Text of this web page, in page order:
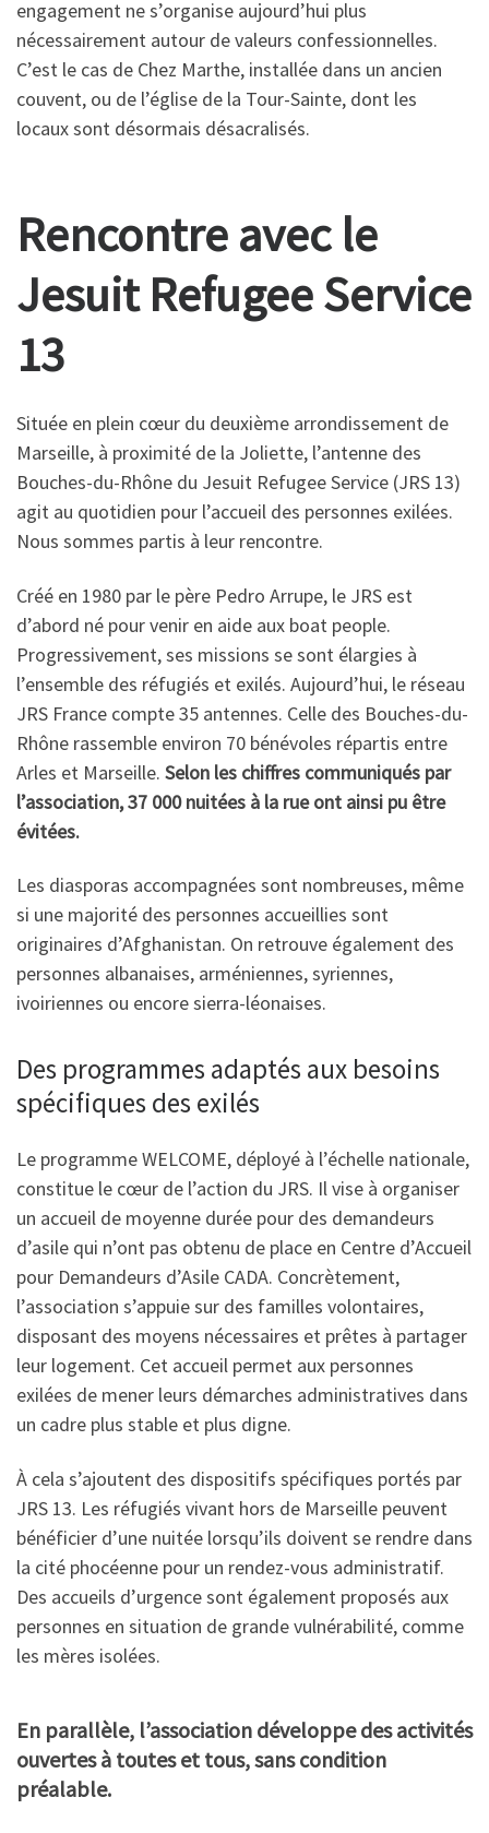
engagement ne s’organise aujourd’hui plus
nécessairement autour de valeurs confessionnelles.
C’est le cas de Chez Marthe, installée dans un ancien
couvent, ou de l’église de la Tour-Sainte, dont les
locaux sont désormais désacralisés.
Rencontre avec le
Jesuit Refugee Service
13
Située en plein cœur du deuxième arrondissement de
Marseille, à proximité de la Joliette, l’antenne des
Bouches-du-Rhône du Jesuit Refugee Service (JRS 13)
agit au quotidien pour l’accueil des personnes exilées.
Nous sommes partis à leur rencontre.
Créé en 1980 par le père Pedro Arrupe, le JRS est
d’abord né pour venir en aide aux boat people.
Progressivement, ses missions se sont élargies à
l’ensemble des réfugiés et exilés. Aujourd’hui, le réseau
JRS France compte 35 antennes. Celle des Bouches-du-
Rhône rassemble environ 70 bénévoles répartis entre
Arles et Marseille. Selon les chiffres communiqués par
l’association, 37 000 nuitées à la rue ont ainsi pu être
évitées.
Les diasporas accompagnées sont nombreuses, même
si une majorité des personnes accueillies sont
originaires d’Afghanistan. On retrouve également des
personnes albanaises, arméniennes, syriennes,
ivoiriennes ou encore sierra-léonaises.
Des programmes adaptés aux besoins
spécifiques des exilés
Le programme WELCOME, déployé à l’échelle nationale,
constitue le cœur de l’action du JRS. Il vise à organiser
un accueil de moyenne durée pour des demandeurs
d’asile qui n’ont pas obtenu de place en Centre d’Accueil
pour Demandeurs d’Asile CADA. Concrètement,
l’association s’appuie sur des familles volontaires,
disposant des moyens nécessaires et prêtes à partager
leur logement. Cet accueil permet aux personnes
exilées de mener leurs démarches administratives dans
un cadre plus stable et plus digne.
À cela s’ajoutent des dispositifs spécifiques portés par
JRS 13. Les réfugiés vivant hors de Marseille peuvent
bénéficier d’une nuitée lorsqu’ils doivent se rendre dans
la cité phocéenne pour un rendez-vous administratif.
Des accueils d’urgence sont également proposés aux
personnes en situation de grande vulnérabilité, comme
les mères isolées.
En parallèle, l’association développe des activités
ouvertes à toutes et tous, sans condition
préalable.